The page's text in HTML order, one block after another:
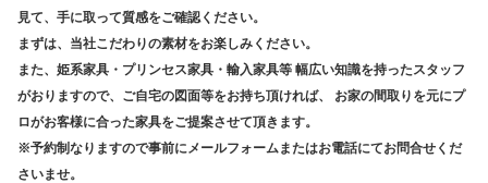
見て、手に取って質感をご確認ください。
まずは、当社こだわりの素材をお楽しみください。
また、姫系家具・プリンセス家具・輸入家具等 幅広い知識を持ったスタッフ
がおりますので、ご自宅の図面等をお持ち頂ければ、
お家の間取りを元にプ
ロがお客様に合った家具をご提案させて頂きます。
※予約制なりますので事前にメールフォームまたはお電話にてお問合せくだ
さいませ。